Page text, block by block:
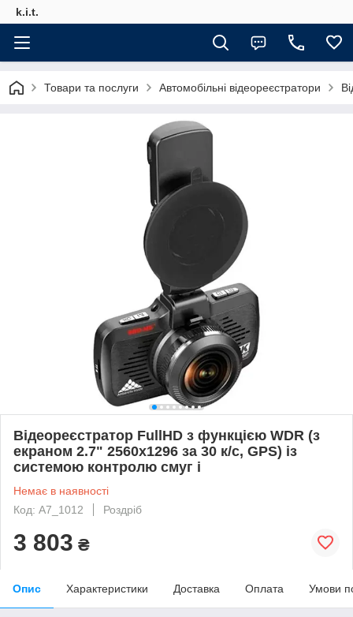
k.i.t.
Товари та послуги Автомобільні відеореєстратори
Відеореєстратор FullHD з функцією WDR (з
екраном 2.7" 2560x1296 за 30 к/с, GPS) із
системою контролю смуг і
Немає в наявності
Код: A7_1012
Роздріб
3 803 ₴
Опис Характеристики Доставка Оплата Умови